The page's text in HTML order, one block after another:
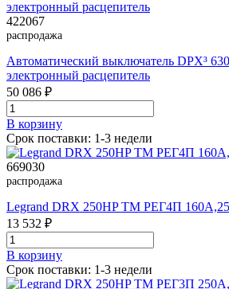
422067
распродажа
Автоматический выключатель DPX³
электронный расцепитель
50 086 ₽
В корзинy
Срок поставки: 1-3 недели
669030
распродажа
Legrand DRX 250HP TM РЕГ4П
13 532 ₽
В корзинy
Срок поставки: 1-3 недели